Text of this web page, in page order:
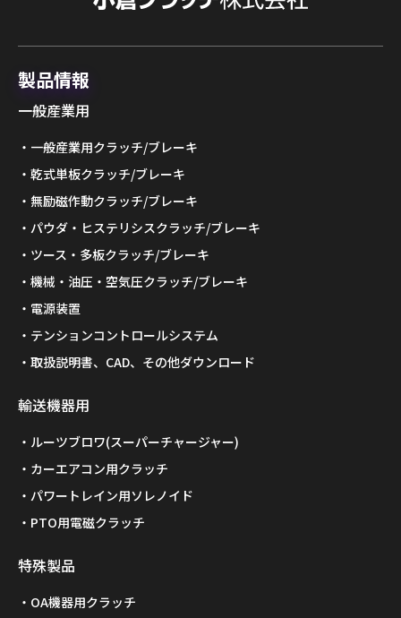
製品情報
一般産業用
一般産業用クラッチ/ブレーキ
乾式単板クラッチ/ブレーキ
無励磁作動クラッチ/ブレーキ
パウダ・ヒステリシスクラッチ/ブレーキ
ツース・多板クラッチ/ブレーキ
機械・油圧・空気圧クラッチ/ブレーキ
電源装置
テンションコントロールシステム
取扱説明書、CAD、その他ダウンロード
輸送機器用
ルーツブロワ(スーパーチャージャー)
カーエアコン用クラッチ
パワートレイン用ソレノイド
PTO用電磁クラッチ
特殊製品
OA機器用クラッチ